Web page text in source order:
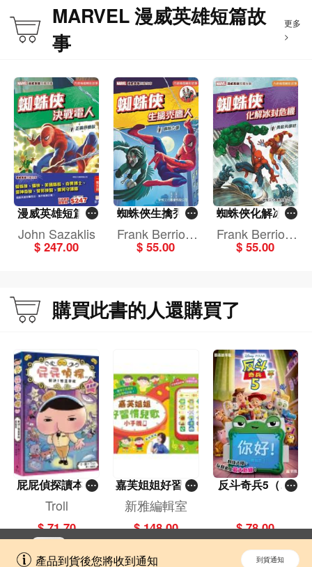
產品到貨後您將收到通知 到貨通知
MARVEL 漫威英雄短篇故
事
更多
>
漫威英雄短篇故
事（套裝）1-5冊
John Sazaklis
$ 247.00
蜘蛛俠生擒秃鷹
人[MARVEL 漫威
英雄短篇故事]
Frank Berrios,
Billy Wrecks
$ 55.00
蜘蛛俠化解冰封
危機[MARVEL 漫
威英雄短篇故事]
Frank Berrios,
Billy Wrecks
$ 55.00
購買此書的人還購買了
屁屁偵探讀本(1
3)－－對決！怪
篇）
Troll
$ 71.70
嘉芙姐姐好習慣
兒歌小手機
新雅編輯室
$ 148.00
反斗奇兵5（圖
$ 78.00
擁抱更全面的購物和文化體驗。
開啟